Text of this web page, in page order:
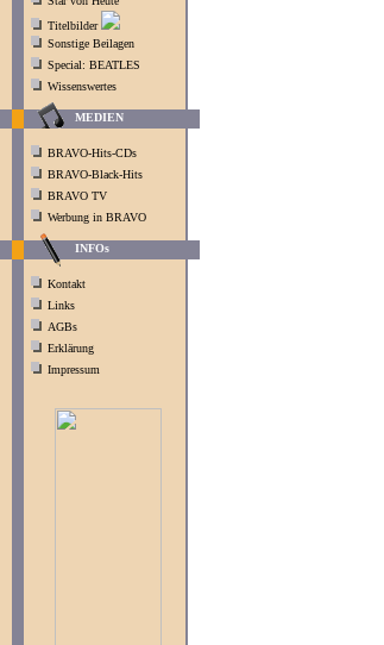
Titelbilder
Sonstige Beilagen
Special: BEATLES
Wissenswertes
MEDIEN
BRAVO-Hits-CDs
BRAVO-Black-Hits
BRAVO TV
Werbung in BRAVO
INFOs
Kontakt
Links
AGBs
Erklärung
Impressum